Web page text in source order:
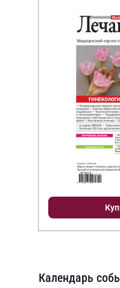
Календарь